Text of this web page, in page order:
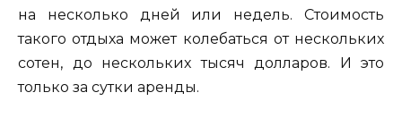
на несколько дней или недель. Стоимость
такого отдыха может колебаться от нескольких
сотен, до нескольких тысяч долларов. И это
только за сутки аренды.